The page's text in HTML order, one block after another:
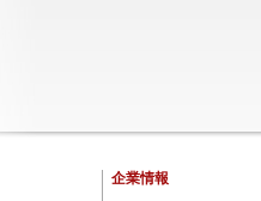
企業情報